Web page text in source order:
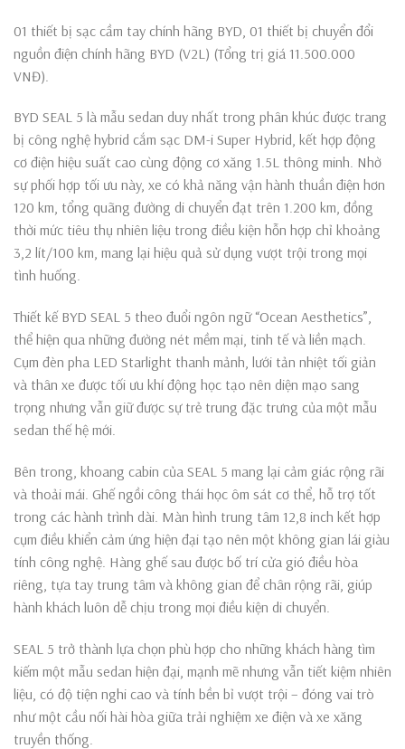
01 thiết bị sạc cầm tay chính hãng BYD, 01 thiết bị chuyển đổi
nguồn điện chính hãng BYD (V2L) (Tổng trị giá 11.500.000
VNĐ).
BYD SEAL 5 là mẫu sedan duy nhất trong phân khúc được trang
bị công nghệ hybrid cắm sạc DM-i Super Hybrid, kết hợp động
cơ điện hiệu suất cao cùng động cơ xăng 1.5L thông minh. Nhờ
sự phối hợp tối ưu này, xe có khả năng vận hành thuần điện hơn
120 km, tổng quãng đường di chuyển đạt trên 1.200 km, đồng
thời mức tiêu thụ nhiên liệu trong điều kiện hỗn hợp chỉ khoảng
3,2 lít/100 km, mang lại hiệu quả sử dụng vượt trội trong mọi
tình huống.
Thiết kế BYD SEAL 5 theo đuổi ngôn ngữ “Ocean Aesthetics”,
thể hiện qua những đường nét mềm mại, tinh tế và liền mạch.
Cụm đèn pha LED Starlight thanh mảnh, lưới tản nhiệt tối giản
và thân xe được tối ưu khí động học tạo nên diện mạo sang
trọng nhưng vẫn giữ được sự trẻ trung đặc trưng của một mẫu
sedan thế hệ mới.
Bên trong, khoang cabin của SEAL 5 mang lại cảm giác rộng rãi
và thoải mái. Ghế ngồi công thái học ôm sát cơ thể, hỗ trợ tốt
trong các hành trình dài. Màn hình trung tâm 12,8 inch kết hợp
cụm điều khiển cảm ứng hiện đại tạo nên một không gian lái giàu
tính công nghệ. Hàng ghế sau được bố trí cửa gió điều hòa
riêng, tựa tay trung tâm và không gian để chân rộng rãi, giúp
hành khách luôn dễ chịu trong mọi điều kiện di chuyển.
SEAL 5 trở thành lựa chọn phù hợp cho những khách hàng tìm
kiếm một mẫu sedan hiện đại, mạnh mẽ nhưng vẫn tiết kiệm nhiên
liệu, có độ tiện nghi cao và tính bền bỉ vượt trội – đóng vai trò
như một cầu nối hài hòa giữa trải nghiệm xe điện và xe xăng
truyền thống.